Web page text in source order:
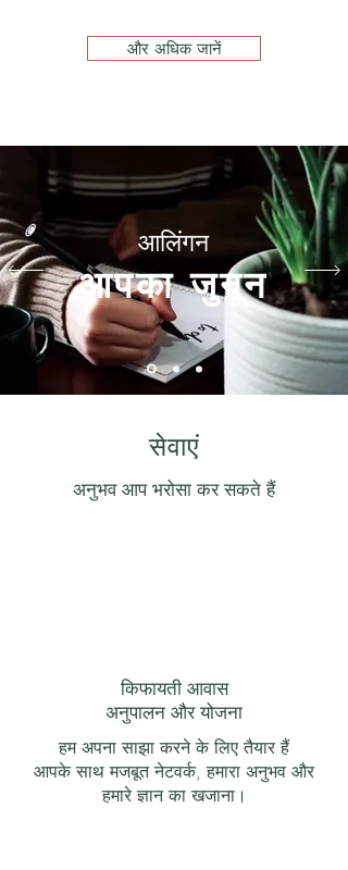
और अधिक जानें
आलिंगन
आपका जुनून
सेवाएं
अनुभव आप भरोसा कर सकते हैं
किफायती आवास
अनुपालन और योजना
हम अपना साझा करने के लिए तैयार हैं
आपके साथ मजबूत नेटवर्क, हमारा अनुभव और
हमारे ज्ञान का खजाना।